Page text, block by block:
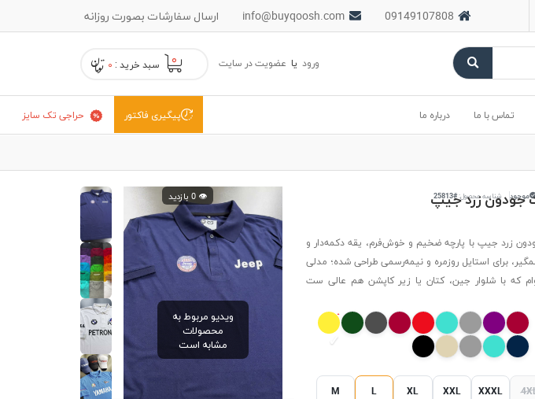
ارسال سفارشات بصورت روزانه info@buyqoosh.com 09149107808
۰ سبد خرید : ۰ ورود یا عضویت در سایت
حراجی تک سایز پیگیری فاکتور تماس با ما درباره ما
جودون زرد جیپ
موجود شناسه محصول:#25813
زرد جیپ با پارچه ضخیم و خوش‌فرم، یقه دکمه‌دار و
برای استایل روزمره و نیمه‌رسمی طراحی شده؛ مدلی
که با شلوار جین، کتان یا زیر کاپشن هم عالی ست
M L XL XXL XXXL
👁️ 0 بازدید
ویدیو مربوط به
محصولات
مشابه است